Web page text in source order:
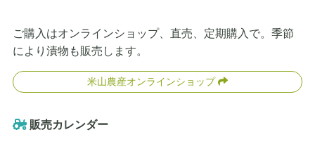
ご購入はオンラインショップ、直売、定期購入で。季節
により漬物も販売します。
米山農産オンラインショップ
販売カレンダー